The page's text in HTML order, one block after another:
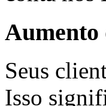
Aumento
Seus
Isso